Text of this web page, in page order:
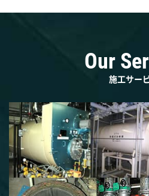
Our
施工サー